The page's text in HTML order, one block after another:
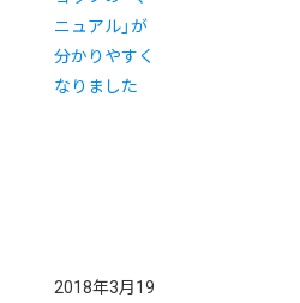
ニュアル」が
分かりやすく
なりました
2018年3月19